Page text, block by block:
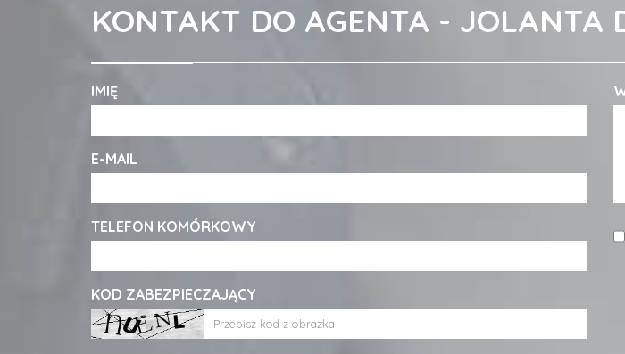
KONTAKT DO AGENTA - JOLANTA
IMIĘ
E-MAIL
TELEFON KOMÓRKOWY
KOD ZABEZPIECZAJĄCY